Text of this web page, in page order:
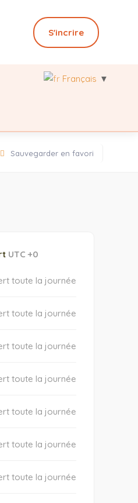
S'incrire
Français ▼
Sauvegarder en favori
UTC +0
toute la journée
toute la journée
toute la journée
toute la journée
toute la journée
toute la journée
toute la journée